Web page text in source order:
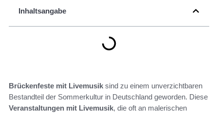
Inhaltsangabe
Brückenfeste mit Livemusik sind zu einem unverzichtbaren
Bestandteil der Sommerkultur in Deutschland geworden. Diese
Veranstaltungen mit Livemusik, die oft an malerischen